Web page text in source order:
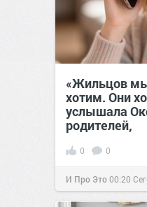
«Жильцов
хотим. Они
услышала
родителей,
0 0
И Про Это00:20